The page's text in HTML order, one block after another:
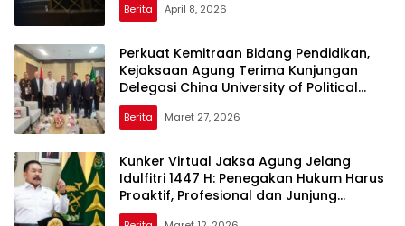
Berita April 8, 2026
Perkuat Kemitraan Bidang Pendidikan,
Kejaksaan Agung Terima Kunjungan
Delegasi China University of Political
Science and Law (CUPL)
Berita Maret 27, 2026
Kunker Virtual Jaksa Agung Jelang
Idulfitri 1447 H: Penegakan Hukum Harus
Proaktif, Profesional dan Junjung
Integritas